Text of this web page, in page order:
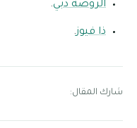
الروضة دبي.
ذا فيوز.
شارك المقال: